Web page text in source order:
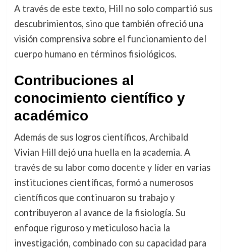
A través de este texto, Hill no solo compartió sus
descubrimientos, sino que también ofreció una
visión comprensiva sobre el funcionamiento del
cuerpo humano en términos fisiológicos.
Contribuciones al
conocimiento científico y
académico
Además de sus logros científicos, Archibald
Vivian Hill dejó una huella en la academia. A
través de su labor como docente y líder en varias
instituciones científicas, formó a numerosos
científicos que continuaron su trabajo y
contribuyeron al avance de la fisiología. Su
enfoque riguroso y meticuloso hacia la
investigación, combinado con su capacidad para